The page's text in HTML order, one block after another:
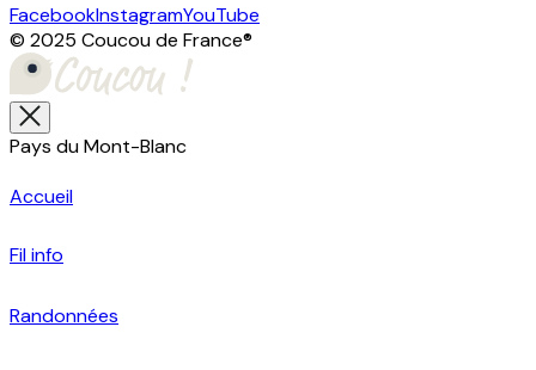
FacebookInstagramYouTube
© 2025 Coucou de France®
Pays du Mont-Blanc
Accueil
Fil info
Randonnées